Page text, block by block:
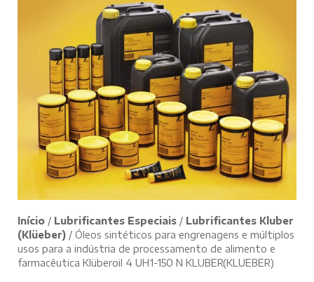
Início / Lubrificantes Especiais / Lubrificantes Kluber
(Klüeber) / Óleos sintéticos para engrenagens e múltiplos
usos para a indústria de processamento de alimento e
farmacêutica Klüberoil 4 UH1-150 N KLUBER(KLUEBER)